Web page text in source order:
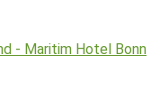
- Maritim Hotel Bonn